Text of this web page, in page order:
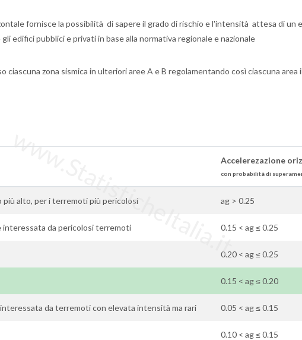
fornisce la possibilità di sapere il grado di rischio e l'intensità attesa di un
edifici pubblici e privati in base alla normativa regionale e nazionale
ciascuna zona sismica in ulteriori aree A e B regolamentando così ciascuna
Accelerezazione
con probabilità di
più alto, per i terremoti più pericolosi ag > 0.25
interessata da pericolosi terremoti 0.15 < ag ≤ 0.25
0.20 < ag ≤ 0.25
0.15 < ag ≤ 0.20
da terremoti con elevata intensità ma rari 0.05 < ag ≤ 0.15
0.10 < ag ≤ 0.15
www.StatisticheItalia.it